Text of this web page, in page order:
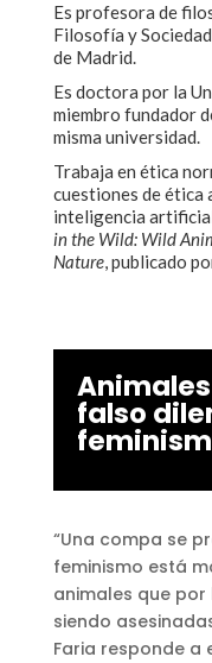
Es profesora de
Filosofía y
de Madrid.
Es doctora por la
miembro fundador
misma universidad.
Trabaja en ética
cuestiones de ética
inteligencia
in the Wild: Wild
Nature, publicado
falso
“Una compa se
feminismo está
animales que
siendo
Faria responde a